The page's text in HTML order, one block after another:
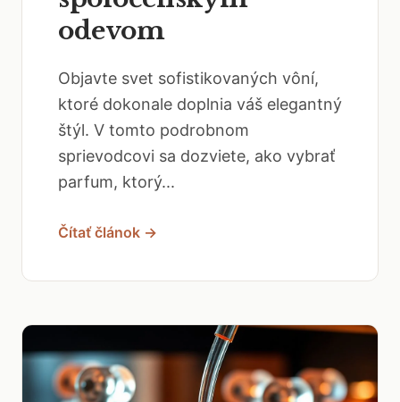
odevom
Objavte svet sofistikovaných vôní,
ktoré dokonale doplnia váš elegantný
štýl. V tomto podrobnom
sprievodcovi sa dozviete, ako vybrať
parfum, ktorý...
Čítať článok →